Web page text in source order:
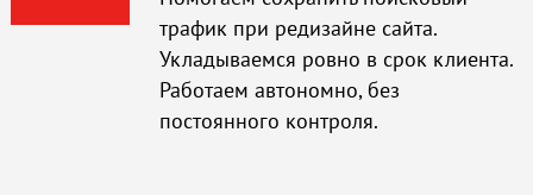
трафик при редизайне сайта.
Укладываемся ровно в срок клиента.
Работаем автономно, без
постоянного контроля.